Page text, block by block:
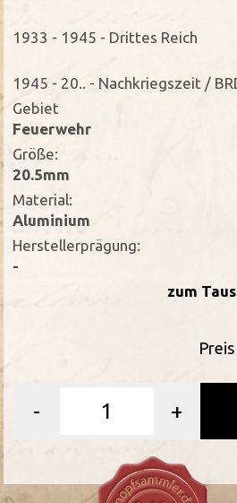
1933 - 1945 - Drittes Reich
1945 - 20.. - Nachkriegszeit /
Gebiet
Feuerwehr
Größe:
20.5mm
Material:
Aluminium
Herstellerprägung:
-
zum
- +